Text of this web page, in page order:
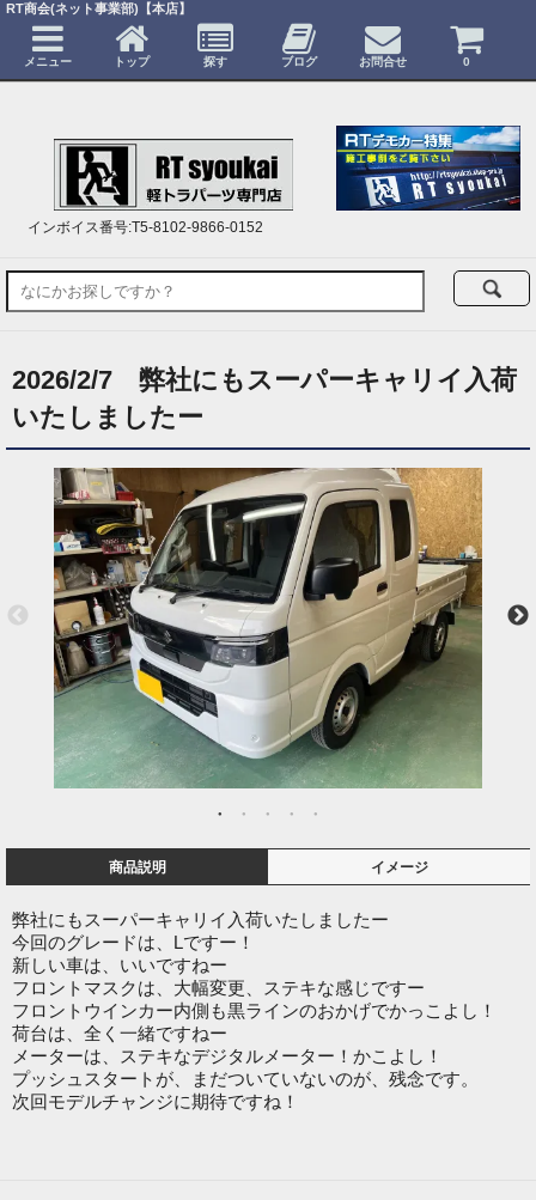
インボイス番号:T5-8102-9866-0152
2026/2/7 弊社にもスーパーキャリイ入荷
いたしましたー
商品説明 イメージ
弊社にもスーパーキャリイ入荷いたしましたー
今回のグレードは、Lですー！
新しい車は、いいですねー
フロントマスクは、大幅変更、ステキな感じですー
フロントウインカー内側も黒ラインのおかげでかっこよし！
荷台は、全く一緒ですねー
メーターは、ステキなデジタルメーター！かこよし！
プッシュスタートが、まだついていないのが、残念です。
次回モデルチャンジに期待ですね！
RT商会(ネット事業部)【本店】
メニュー トップ 探す ブログ お問合せ 0